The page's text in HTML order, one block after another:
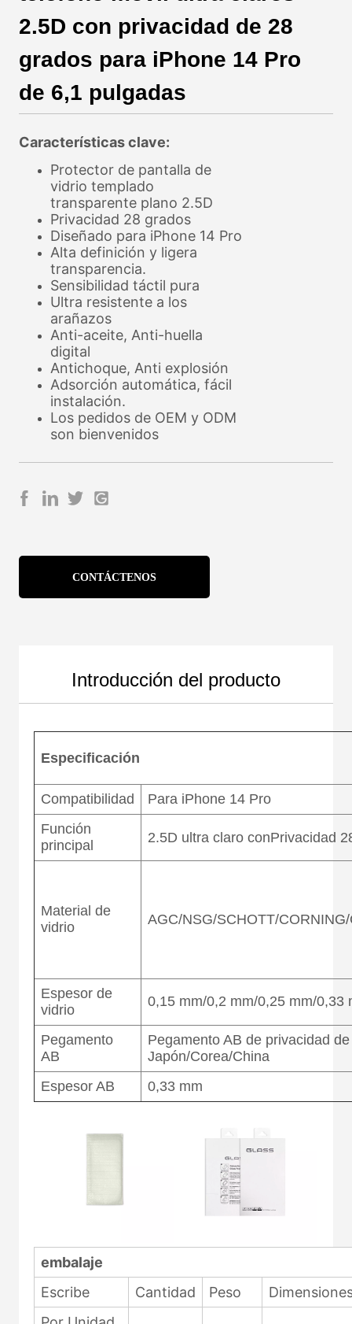
2.5D con privacidad de 28
grados para iPhone 14 Pro
de 6,1 pulgadas
CONTÁCTENOS
Introducción del producto